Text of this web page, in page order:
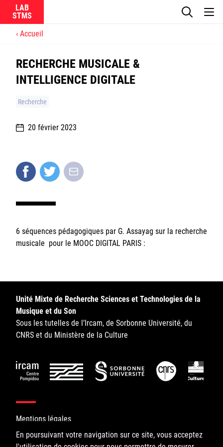
LAB
Sorbonne Université
Rester informé
Offres d'emplois/stages
La recherche
Actualités
Équipes
Accueil
RECHERCHE MUSICALE &
INTELLIGENCE DIGITALE
Recherche
20 février 2023
6 séquences pédagogiques par G. Assayag sur la recherche
musicale pour le MOOC DIGITAL PARIS :
En poursuivant votre navigation sur ce site, vous acceptez
Unité Mixte de Recherche Sciences et Technologies de la
Musique et du Son
Sous les tutelles de l’Ircam, de Sorbonne Université, du
CNRS et du Ministère de la Culture
Mentions légales